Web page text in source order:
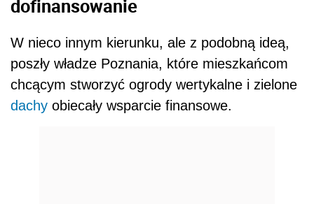
dofinansowanie
W nieco innym kierunku, ale z podobną ideą,
poszły władze Poznania, które mieszkańcom
chcącym stworzyć ogrody wertykalne i zielone
dachy obiecały wsparcie finansowe.